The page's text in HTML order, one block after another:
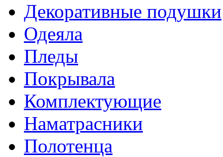
Декоративные подушки
Одеяла
Пледы
Покрывала
Комплектующие
Наматрасники
Полотенца